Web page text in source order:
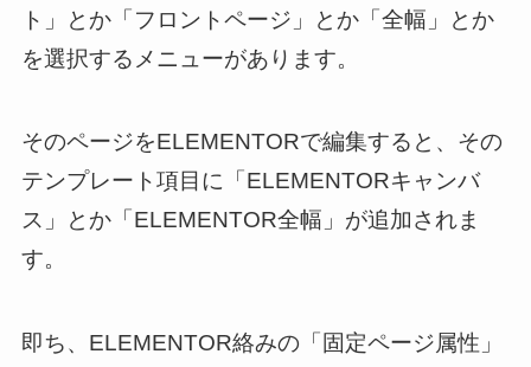
ト」とか「フロントページ」とか「全幅」とか
を選択するメニューがあります。
そのページをELEMENTORで編集すると、その
テンプレート項目に「ELEMENTORキャンバ
ス」とか「ELEMENTOR全幅」が追加されま
す。
即ち、ELEMENTOR絡みの「固定ページ属性」